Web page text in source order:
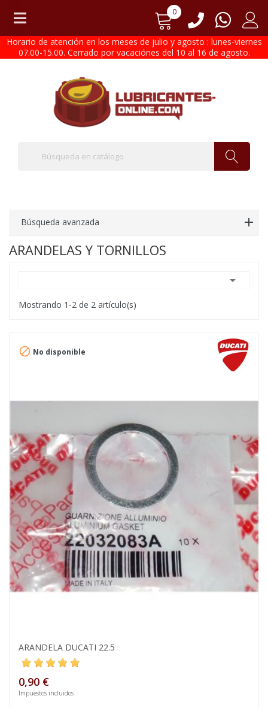
0
Horario de atención en los meses de julio y agosto : lunes-viernes
07.00-15.00. Cerrado por vacaciónes del 10 al 16 de agosto.
Búsqueda avanzada
ARANDELAS Y TORNILLOS

Mostrando 1-2 de 2 artículo(s)
 No disponible
ARANDELA DUCATI 22.5
0,90 €
Impuestos incluidos